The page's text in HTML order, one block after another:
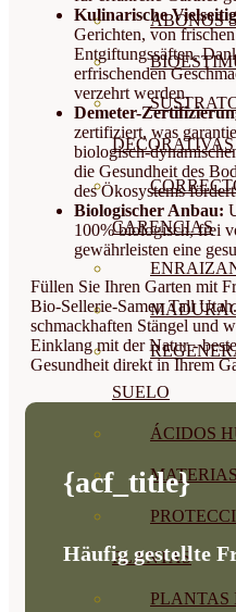
ABONOS
DECORATIVAS
CARENCIAS
SUELO
ÁCIDOS
PLANTAS
PLANTAS
Kulinarische
Gerichten, von
Entgiftungssäften.
erfrischenden
verzehrt werden.
Demeter-
zertifiziert, was
biologisch-
die Gesundheit des
des Ökosystems
Biologischer Anbau:
100% biologisch, frei
gewährleisten eine
Füllen Sie Ihren Garten mit
Bio-Sellerie-Samen Tall
schmackhaften Stängel und
Einklang mit der Natur -
Gesundheit direkt in Ihrem
{acf_title}
Häufig gestellte